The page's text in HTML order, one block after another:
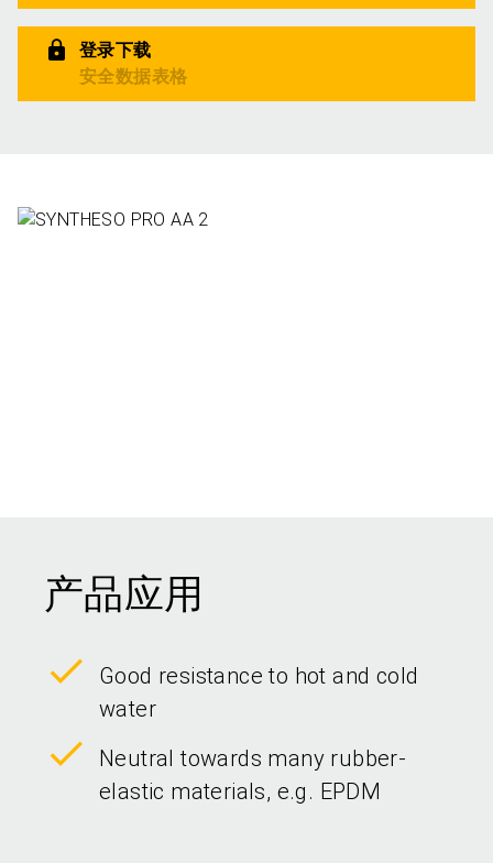
登录下载
安全数据表格
产品应用
Good resistance to hot and cold
water
Neutral towards many rubber-
elastic materials, e.g. EPDM